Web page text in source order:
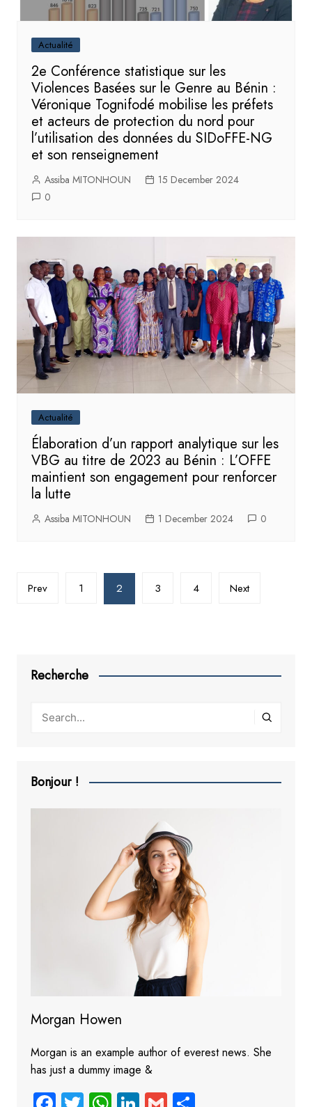
Actualité
2e Conférence statistique sur les
Violences Basées sur le Genre au Bénin :
Véronique Tognifodé mobilise les préfets
et acteurs de protection du nord pour
l’utilisation des données du SIDoFFE-NG
et son renseignement
Assiba MITONHOUN
15 December 2024
0
Actualité
Élaboration d’un rapport analytique sur les
VBG au titre de 2023 au Bénin : L’OFFE
maintient son engagement pour renforcer
la lutte
Assiba MITONHOUN 1 December 2024 0
Posts
Prev 1 2 3 4 Next
Recherche
Bonjour !
Morgan Howen
Morgan is an example author of everest news. She
has just a dummy image &